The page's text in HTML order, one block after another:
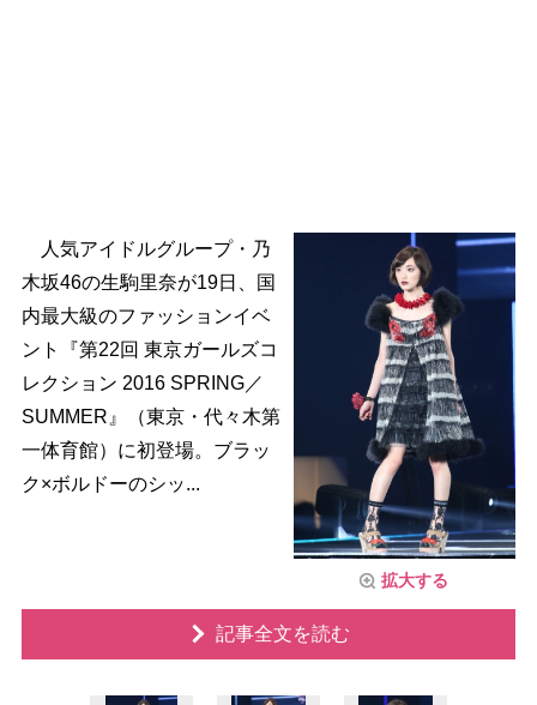
拡大する
人気アイドルグループ・乃
木坂46の生駒里奈が19日、国
内最大級のファッションイベ
ント『第22回 東京ガールズコ
レクション 2016 SPRING／
SUMMER』（東京・代々木第
一体育館）に初登場。ブラッ
ク×ボルドーのシッ...
記事全文を読む